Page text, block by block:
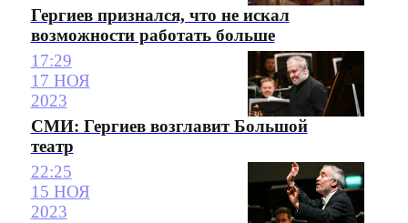
Гергиев признался, что не искал
возможности работать больше
17:29
17 НОЯ
2023
СМИ: Гергиев возглавит Большой
театр
22:25
15 НОЯ
2023